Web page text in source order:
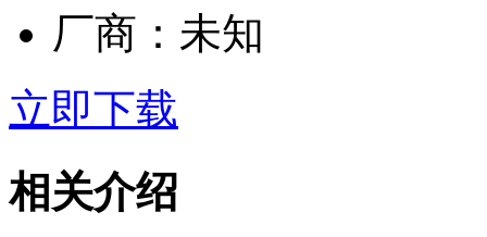
厂商： 未知
立即下载
相关介绍